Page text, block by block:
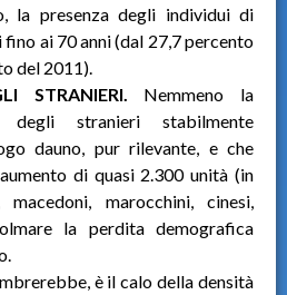
la presenza degli individui di
ai 70 anni (dal 27,7 percento
del 2011).
STRANIERI. Nemmeno la
degli stranieri stabilmente
dauno, pur rilevante, e che
di quasi 2.300 unità (in
marocchini, cinesi,
la perdita demografica
è il calo della densità